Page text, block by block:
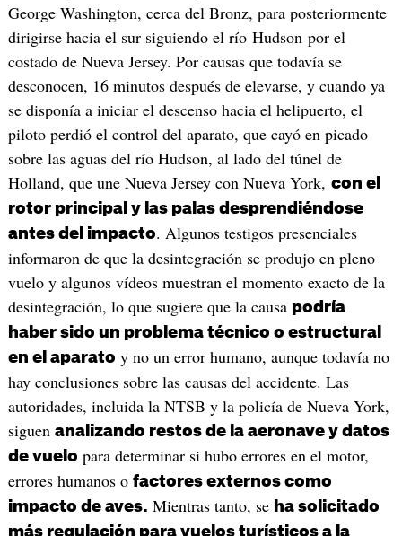
George Washington, cerca del Bronz, para posteriormente
dirigirse hacia el sur siguiendo el río Hudson por el
costado de Nueva Jersey. Por causas que todavía se
desconocen, 16 minutos después de elevarse, y cuando ya
se disponía a iniciar el descenso hacia el helipuerto, el
piloto perdió el control del aparato, que cayó en picado
sobre las aguas del río Hudson, al lado del túnel de
Holland, que une Nueva Jersey con Nueva York, con el
rotor principal y las palas desprendiéndose
antes del impacto. Algunos testigos presenciales
informaron de que la desintegración se produjo en pleno
vuelo y algunos vídeos muestran el momento exacto de la
desintegración, lo que sugiere que la causa podría
haber sido un problema técnico o estructural
en el aparato y no un error humano, aunque todavía no
hay conclusiones sobre las causas del accidente. Las
autoridades, incluida la NTSB y la policía de Nueva York,
siguen analizando restos de la aeronave y datos
de vuelo para determinar si hubo errores en el motor,
errores humanos o factores externos como
impacto de aves. Mientras tanto, se ha solicitado
más regulación para vuelos turísticos a la